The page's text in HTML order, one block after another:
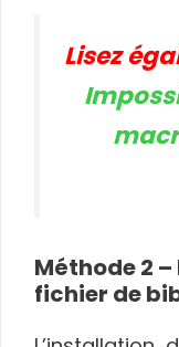
Lisez
Méthode 2
fichier de